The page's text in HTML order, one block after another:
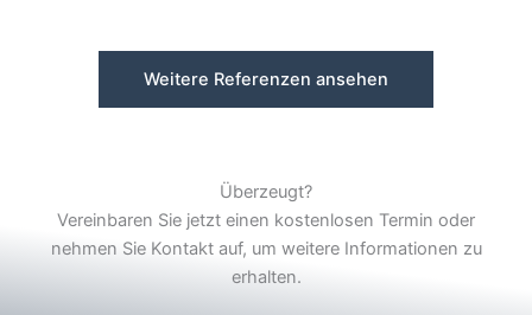
Weitere Referenzen ansehen
Überzeugt?
Vereinbaren Sie jetzt einen kostenlosen Termin oder
nehmen Sie Kontakt auf, um weitere Informationen zu
erhalten.